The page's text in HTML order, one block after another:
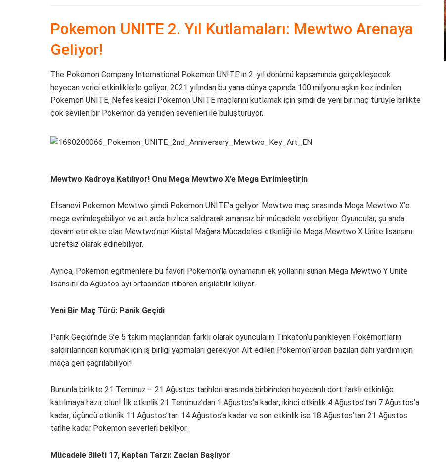
Pokemon UNITE 2. Yıl Kutlamaları: Mewtwo Arenaya
Geliyor!
The Pokemon Company International Pokemon UNITE’ın 2. yıl dönümü kapsamında gerçekleşecek
heyecan verici etkinliklerle geliyor. 2021 yılından bu yana dünya çapında 100 milyonu aşkın kez indirilen
Pokemon UNITE, Nefes kesici Pokemon UNITE maçlarını kutlamak için şimdi de yeni bir maç türüyle birlikte
çok sevilen bir Pokemon da yeniden sevenleri ile buluşturuyor.
Mewtwo Kadroya Katılıyor! Onu Mega Mewtwo X’e Mega Evrimleştirin
Efsanevi Pokemon Mewtwo şimdi Pokemon UNITE’a geliyor. Mewtwo maç sırasında Mega Mewtwo X’e
mega evrimleşebiliyor ve art arda hızlıca saldırarak amansız bir mücadele verebiliyor. Oyuncular, şu anda
devam etmekte olan Mewtwo’nun Kristal Mağara Mücadelesi etkinliği ile Mega Mewtwo X Unite lisansını
ücretsiz olarak edinebiliyor.
Ayrıca, Pokemon eğitmenlere bu favori Pokemon’la oynamanın ek yollarını sunan Mega Mewtwo Y Unite
lisansını da Ağustos ayı ortasından itibaren erişilebilir kılıyor.
Yeni Bir Maç Türü: Panik Geçidi
Panik Geçidi’nde 5’e 5 takım maçlarından farklı olarak oyuncuların Tinkaton’u panikleyen Pokémon’ların
saldırılarından korumak için iş birliği yapmaları gerekiyor. Alt edilen Pokemon’lardan bazıları dahi yardım için
maça geri çağrılabiliyor!
Bununla birlikte 21 Temmuz – 21 Ağustos tarihleri arasında birbirinden heyecanlı dört farklı etkinliğe
katılmaya hazır olun! İlk etkinlik 21 Temmuz’dan 1 Ağustos’a kadar; ikinci etkinlik 4 Ağustos’tan 7 Ağustos’a
kadar; üçüncü etkinlik 11 Ağustos’tan 14 Ağustos’a kadar ve son etkinlik ise 18 Ağustos’tan 21 Ağustos
tarihe kadar Pokemon severleri bekliyor.
Mücadele Bileti 17, Kaptan Tarzı: Zacian Başlıyor